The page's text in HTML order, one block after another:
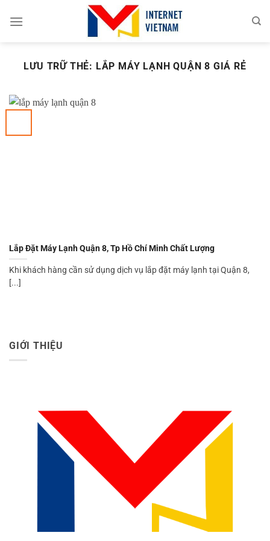
đến
LƯU TRỮ THẺ: LẮP MÁY LẠNH QUẬN 8 GIÁ RẺ
Lắp Đặt Máy Lạnh Quận 8, Tp Hồ Chí Minh Chất Lượng
Khi khách hàng cần sử dụng dịch vụ lắp đặt máy lạnh tại Quận 8,
[...]
GIỚI THIỆU